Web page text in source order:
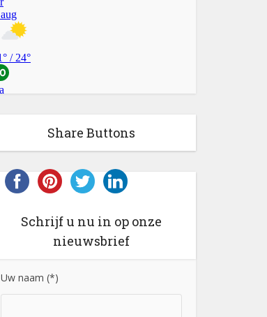
Share Buttons
Schrijf u nu in op onze
nieuwsbrief
Uw naam (*)